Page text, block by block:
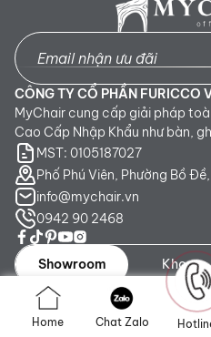
CÔNG TY CỔ PHẦN FURICCO
MyChair cung cấp giải pháp
Cao Cấp Nhập Khẩu như bàn,
MST: 0105187027
Phố Phú Viên, Phường Bồ
info@mychair.vn
0942 90 2468
Showroom Kho
Showroom TP. HCM:
Số
Home Chat Zalo